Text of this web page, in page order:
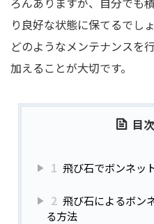
り良好な状態に保てるでし
どのようなメンテナンスを
加えることが大切です。
目次
1 飛び石でボンネッ
2 飛び石によるボン
る方法